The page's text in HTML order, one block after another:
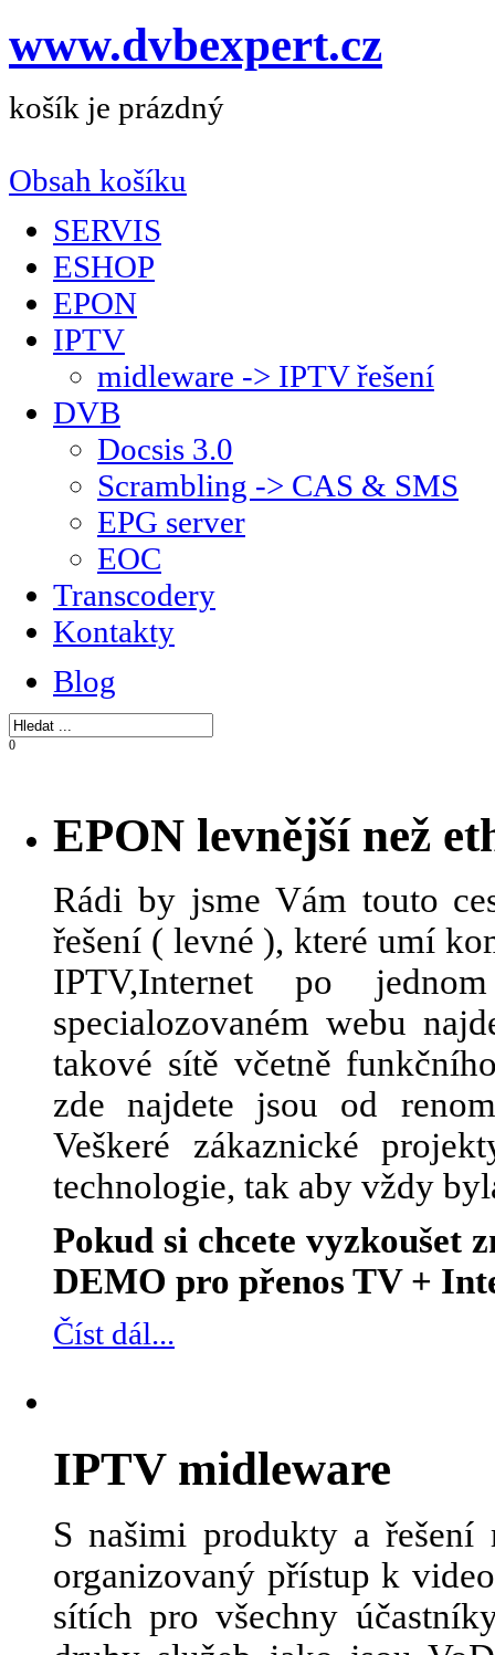
www.dvbexpert.cz
košík je prázdný
Obsah košíku
SERVIS
ESHOP
EPON
IPTV
midleware -> IPTV řešení
DVB
Docsis 3.0
Scrambling -> CAS & SMS
EPG server
EOC
Transcodery
Kontakty
Blog
0
EPON levnější než
Rádi by jsme Vám touto
řešení ( levné ), které umí
IPTV,Internet po
specialozovaném webu
takové sítě včetně
zde najdete jsou od
Veškeré zákaznické
technologie, tak aby vždy
Pokud si chcete vyzkoušet
DEMO pro přenos TV +
Číst dál...
IPTV midleware
S našimi produkty a řešení
organizovaný přístup k
sítích pro všechny